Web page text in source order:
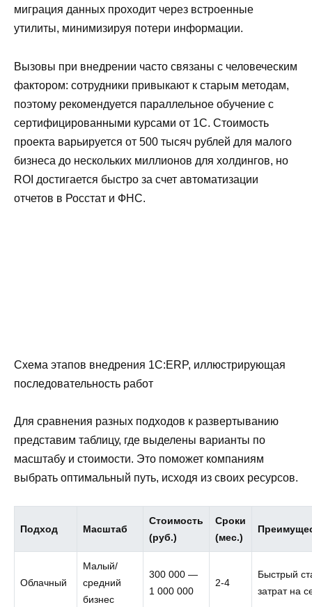
миграция данных проходит через встроенные
утилиты, минимизируя потери информации.
Вызовы при внедрении часто связаны с человеческим
фактором: сотрудники привыкают к старым методам,
поэтому рекомендуется параллельное обучение с
сертифицированными курсами от 1С. Стоимость
проекта варьируется от 500 тысяч рублей для малого
бизнеса до нескольких миллионов для холдингов, но
ROI достигается быстро за счет автоматизации
отчетов в Росстат и ФНС.
Схема этапов внедрения 1С:ERP, иллюстрирующая
последовательность работ
Для сравнения разных подходов к развертыванию
представим таблицу, где выделены варианты по
масштабу и стоимости. Это поможет компаниям
выбрать оптимальный путь, исходя из своих ресурсов.
Подход Масштаб
Стоимость
(руб.)
Сроки
(мес.)
Облачный
Малый/
средний
бизнес
300 000 —
1 000 000
2-4
Быстрый
затрат на